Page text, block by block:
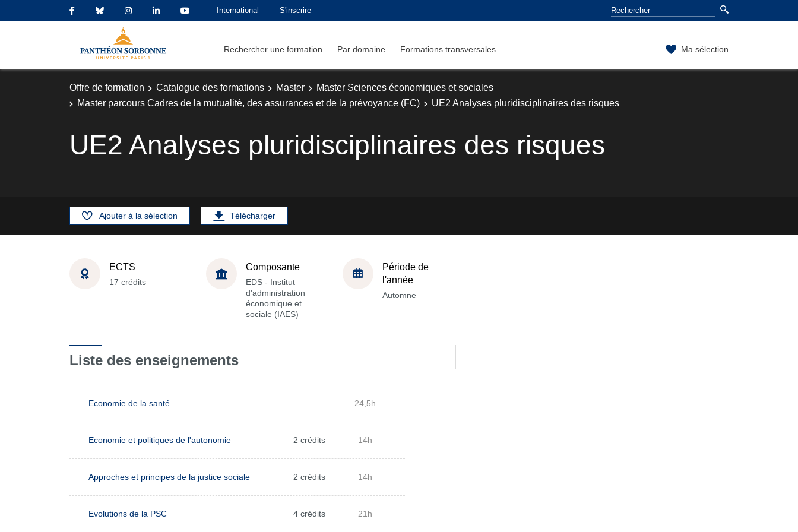
International S'inscrire
Rechercher une formation Par domaine Formations transversales Ma sélection
Offre de formation Catalogue des formations Master
Master Sciences économiques et sociales
Master parcours Cadres de la mutualité, des assurances et de la prévoyance (FC)
UE2 Analyses pluridisciplinaires des risques
UE2 Analyses pluridisciplinaires des risques
Ajouter à la sélection Télécharger
ECTS
17 crédits
Composante
EDS - Institut
d'administration
économique et
sociale (IAES)
Période de
l'année
Automne
Liste des enseignements
Economie de la santé 24,5h
Economie et politiques de l'autonomie 2 crédits 14h
Approches et principes de la justice sociale 2 crédits 14h
Evolutions de la PSC 4 crédits 21h